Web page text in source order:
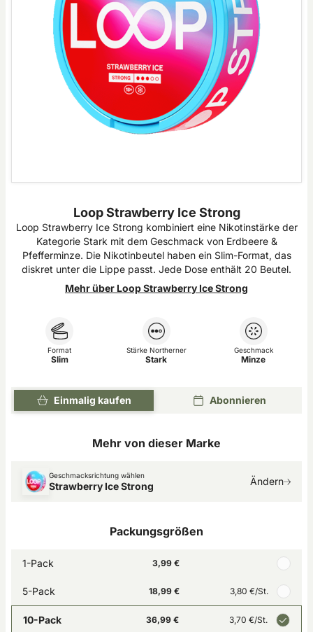
Loop Strawberry Ice Strong
Loop Strawberry Ice Strong kombiniert eine Nikotinstärke der
Kategorie Stark mit dem Geschmack von Erdbeere &
Pfefferminze. Die Nikotinbeutel haben ein Slim-Format, das
diskret unter die Lippe passt. Jede Dose enthält 20 Beutel.
Mehr über Loop Strawberry Ice Strong
Einmalig kaufen Abonnieren
Format
Slim
Stärke Northerner
Stark
Geschmack
Minze
Mehr von dieser Marke
Geschmacksrichtung wählen
Strawberry Ice Strong Ändern
Packungsgrößen
1-Pack 3,99 €
5-Pack 18,99 € 3,80 €/St.
10-Pack 36,99 € 3,70 €/St.